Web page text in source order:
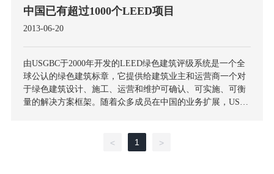
中国已有超过1000个LEED项目
2013-06-20
由USGBC于2000年开发的LEED绿色建筑评级系统是一个全
球公认的绿色建筑标章，它提供给建筑业主和运营商一个对
于绿色建筑设计、施工、运营和维护可确认、可实施、可衡
量的解决方案框架。随着众多成员在中国的业务扩展，USG
中国绿色建筑的未来。“USGBC在为全社会提供全球一致的
< 1 >